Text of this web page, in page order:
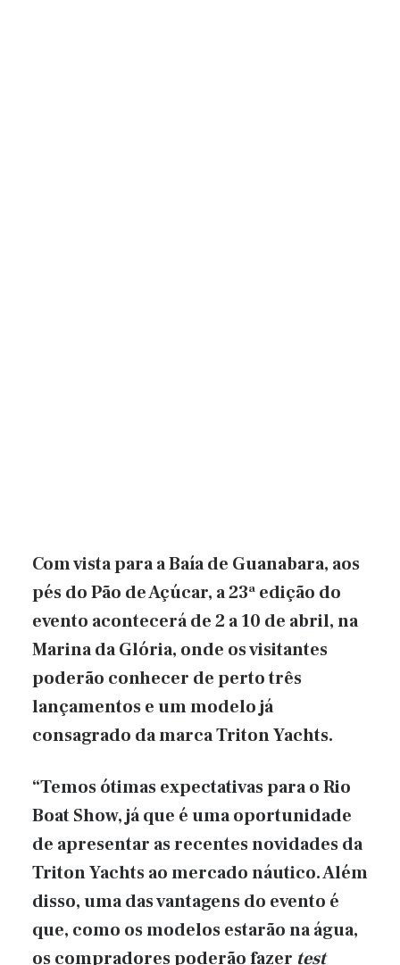
Com vista para a Baía de Guanabara, aos
pés do Pão de Açúcar, a 23ª edição do
evento acontecerá de 2 a 10 de abril, na
Marina da Glória, onde os visitantes
poderão conhecer de perto três
lançamentos e um modelo já
consagrado da marca Triton Yachts.
“Temos ótimas expectativas para o Rio
Boat Show, já que é uma oportunidade
de apresentar as recentes novidades da
Triton Yachts ao mercado náutico. Além
disso, uma das vantagens do evento é
que, como os modelos estarão na água,
os compradores poderão fazer test